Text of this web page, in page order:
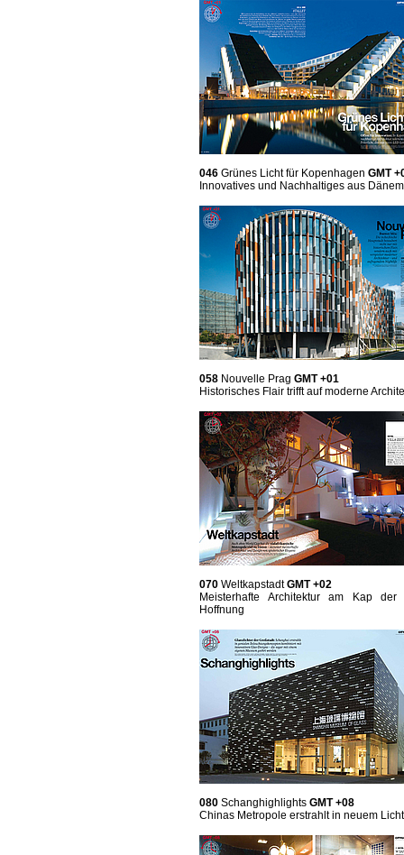
046 Grünes Licht für Kopenhagen GMT
Innovatives und Nachhaltiges aus
058 Nouvelle Prag GMT +01
Historisches Flair trifft auf moderne
070 WeltkapstadtGMT +02
Meisterhafte Architektur am Kap der
Hoffnung
080 Schanghighlights GMT +08
Chinas Metropole erstrahlt in neuem Licht